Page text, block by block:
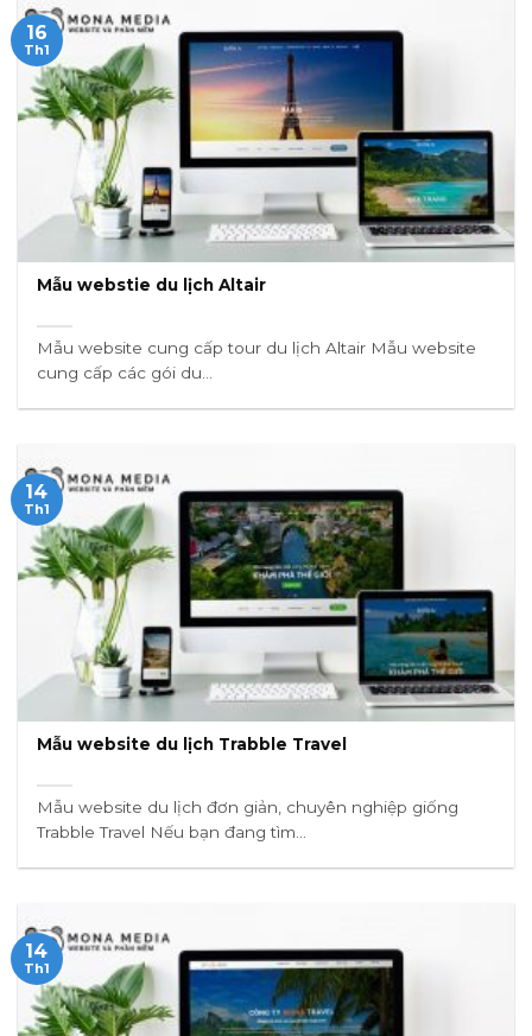
Mẫu webstie du lịch Altair
Mẫu website cung cấp tour du lịch Altair Mẫu website
cung cấp các gói du...
16
Th1
Mẫu website du lịch Trabble Travel
Mẫu website du lịch đơn giản, chuyên nghiệp giống
Trabble Travel Nếu bạn đang tìm...
14
Th1
14
Th1